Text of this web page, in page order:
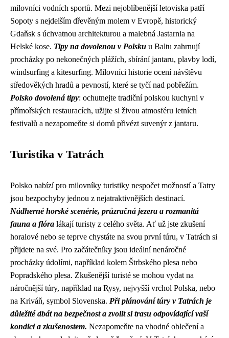
milovníci vodních sportů. Mezi nejoblíbenější letoviska patří
Sopoty s nejdelším dřevěným molem v Evropě, historický
Gdaňsk s úchvatnou architekturou a malebná Jastarnia na
Helské kose. Tipy na dovolenou v Polsku u Baltu zahrnují
procházky po nekonečných plážích, sbírání jantaru, plavby lodí,
windsurfing a kitesurfing. Milovníci historie ocení návštěvu
středověkých hradů a pevností, které se tyčí nad pobřežím.
Polsko dovolená tipy: ochutnejte tradiční polskou kuchyni v
přímořských restauracích, užijte si živou atmosféru letních
festivalů a nezapomeňte si domů přivézt suvenýr z jantaru.
Turistika v Tatrách
Polsko nabízí pro milovníky turistiky nespočet možností a Tatry
jsou bezpochyby jednou z nejatraktivnějších destinací.
Nádherné horské scenérie, průzračná jezera a rozmanitá
fauna a flóra lákají turisty z celého světa. Ať už jste zkušení
horalové nebo se teprve chystáte na svou první túru, v Tatrách si
přijdete na své. Pro začátečníky jsou ideální nenáročné
procházky údolími, například kolem Štrbského plesa nebo
Popradského plesa. Zkušenější turisté se mohou vydat na
náročnější túry, například na Rysy, nejvyšší vrchol Polska, nebo
na Kriváň, symbol Slovenska. Při plánování túry v Tatrách je
důležité dbát na bezpečnost a zvolit si trasu odpovídající vaší
kondici a zkušenostem. Nezapomeňte na vhodné oblečení a